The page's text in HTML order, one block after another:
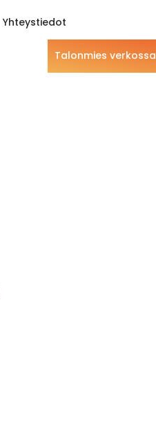
Yhteystiedot
Talonmies verkossa